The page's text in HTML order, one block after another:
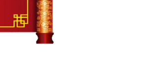
truyền máu